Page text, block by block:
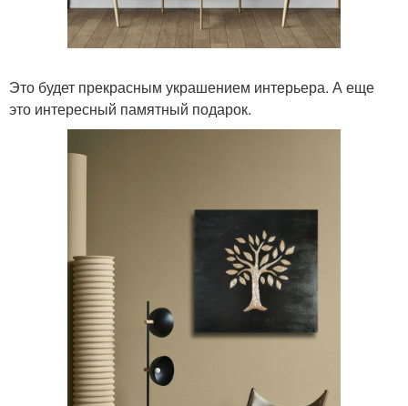
Это будет прекрасным украшением интерьера. А еще
это интересный памятный подарок.